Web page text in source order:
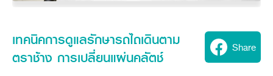
Mini-excavator Implement
Wheel Loader
Materials
Join the Network
Contact
International
Background
Job Positions
Employee Welfare
News & Activity
Corporate News
Showroom
Customer Service
เทคนิคการดูแลรักษารถไถเดินตาม
ตราช้าง การเปลี่ยนแผ่นคลัตช์
Share